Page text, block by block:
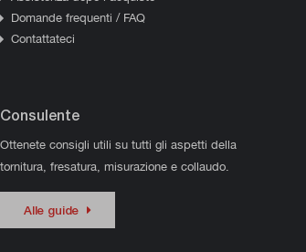
Domande frequenti / FAQ
Contattateci
Consulente
Ottenete consigli utili su tutti gli aspetti della
tornitura, fresatura, misurazione e collaudo.
Alle guide